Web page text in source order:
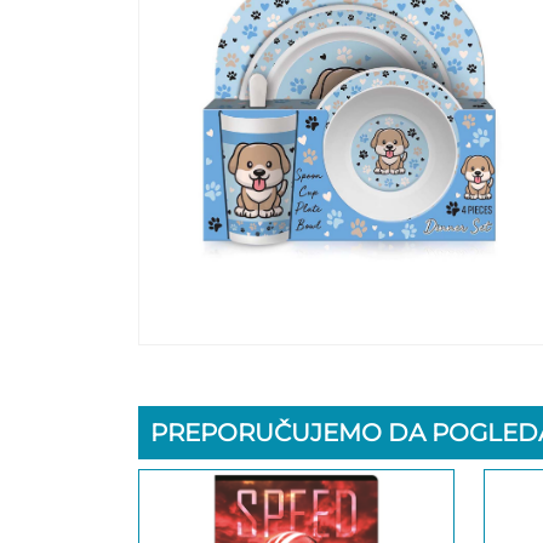
PREPORUČUJEMO DA